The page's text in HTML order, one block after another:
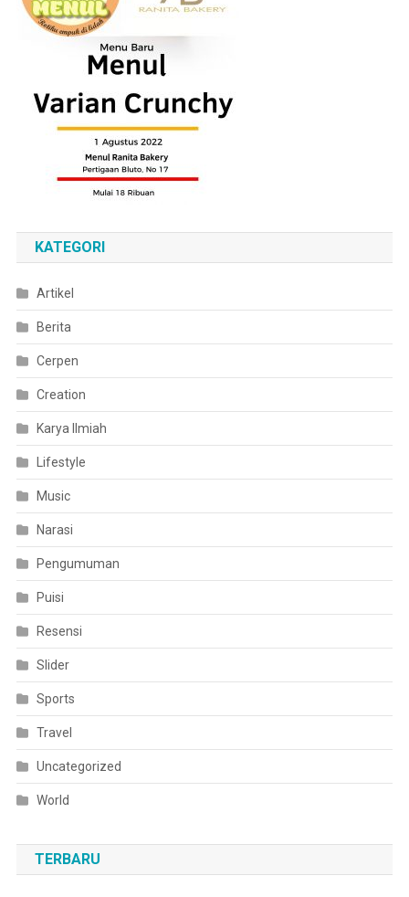
KATEGORI
Artikel
Berita
Cerpen
Creation
Karya Ilmiah
Lifestyle
Music
Narasi
Pengumuman
Puisi
Resensi
Slider
Sports
Travel
Uncategorized
World
TERBARU